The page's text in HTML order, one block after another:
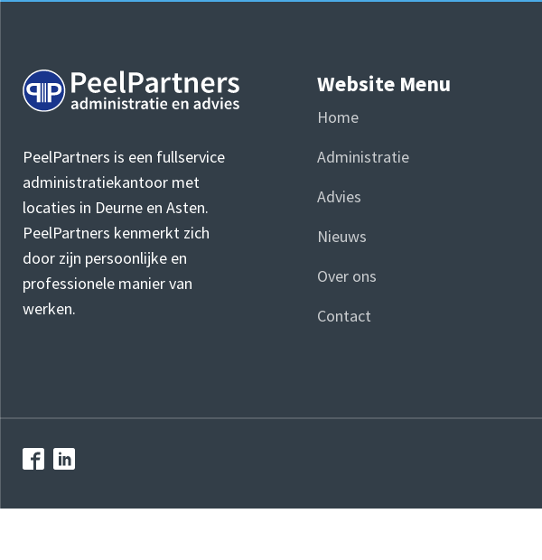
PeelPartners is een fullservice
administratiekantoor met
locaties in Deurne en Asten.
PeelPartners kenmerkt zich
door zijn persoonlijke en
professionele manier van
werken.
Website Menu
Home
Administratie
Advies
Nieuws
Over ons
Contact